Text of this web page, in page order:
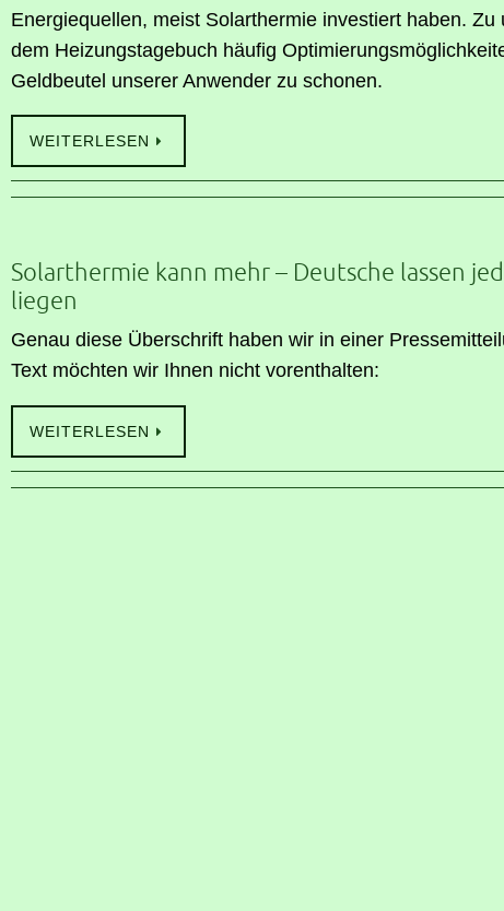
Energiequellen, meist Solarthermie investiert haben.
dem Heizungstagebuch häufig
Geldbeutel unserer Anwender zu schonen.
WEITERLESEN
Solarthermie kann mehr – Deutsche lassen
liegen
Genau diese Überschrift haben wir in einer
Text möchten wir Ihnen nicht vorenthalten:
WEITERLESEN